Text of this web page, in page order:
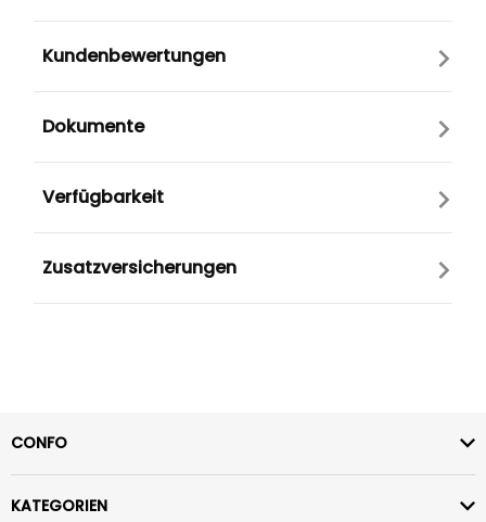
Kundenbewertungen
Dokumente
Verfügbarkeit
Zusatzversicherungen
CONFO
KATEGORIEN